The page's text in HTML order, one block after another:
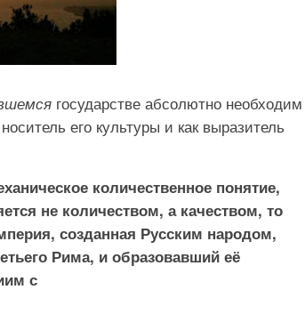
государстве абсолютно необходим
его культуры и как выразитель
количественное понятие,
не количеством, а качеством, то
созданная Русским народом,
Рима, и образовавший её
с